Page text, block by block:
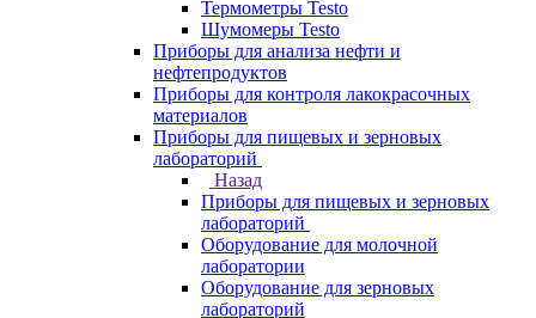
Термометры Testo
Шумомеры Testo
Приборы для анализа нефти и
нефтепродуктов
Приборы для контроля лакокрасочных
материалов
Приборы для пищевых и зерновых
лабораторий
Назад
Приборы для пищевых и зерновых
лабораторий
Оборудование для молочной
лаборатории
Оборудование для зерновых
лабораторий